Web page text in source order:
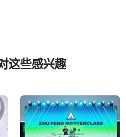
这些感兴趣